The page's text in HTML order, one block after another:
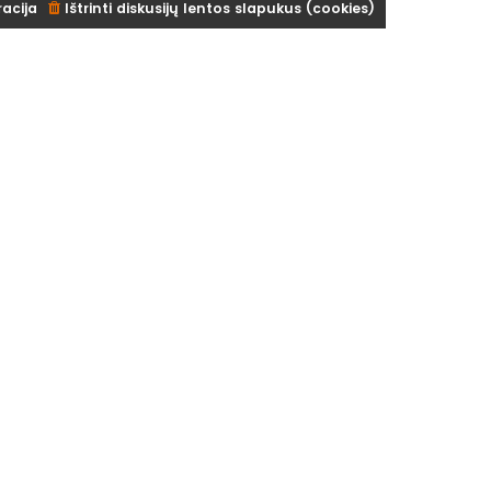
Ištrinti diskusijų lentos slapukus (cookies)